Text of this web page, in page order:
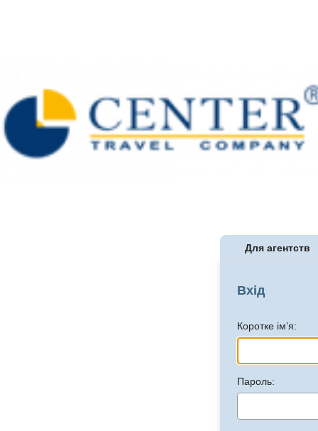
Для агентств
Вхід
Коротке ім’я:
Пароль: